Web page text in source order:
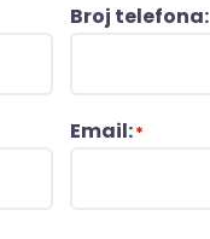
Broj telefona:
Email:*